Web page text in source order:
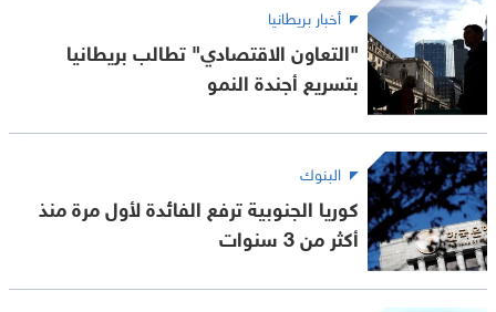
أخبار بريطانيا
"التعاون الاقتصادي" تطالب بريطانيا
بتسريع أجندة النمو
البنوك
كوريا الجنوبية ترفع الفائدة لأول مرة منذ
أكثر من 3 سنوات